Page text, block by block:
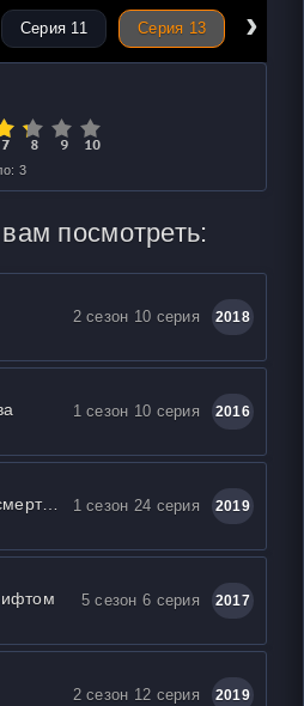
Серия 11 Серия 13 ›
3
посмотреть:
2 сезон 10 серия 2018
1 сезон 10 серия 2016
Клинок Бессмертного 1 сезон 24 серия 2019
5 сезон 6 серия 2017
2 сезон 12 серия 2019